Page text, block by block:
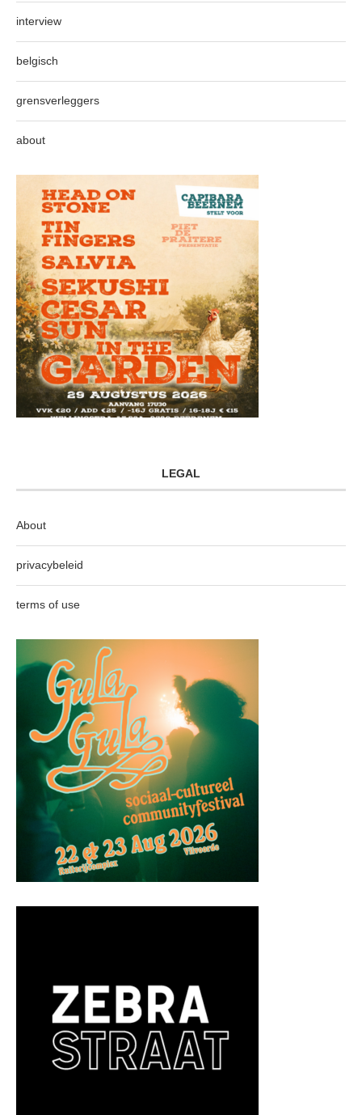
interview
belgisch
grensverleggers
about
LEGAL
About
privacybeleid
terms of use